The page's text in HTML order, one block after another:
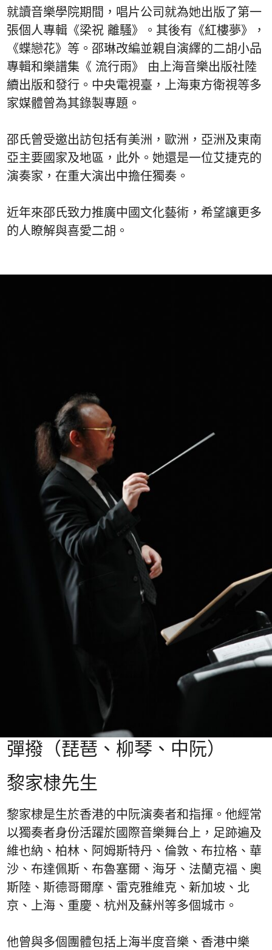
就讀音樂學院期間，唱片公司就為她出版了第一
張個人專輯《梁祝 離騷》。其後有《紅樓夢》，
《蝶戀花》等。邵琳改編並親自演繹的二胡小品
專輯和樂譜集《 流行雨》 由上海音樂出版社陸
續出版和發行。中央電視臺，上海東方衛視等多
家媒體曾為其錄製專題。
邵氏曾受邀出訪包括有美洲，歐洲，亞洲及東南
亞主要國家及地區，此外。她還是一位艾捷克的
演奏家，在重大演出中擔任獨奏。
近年來邵氏致力推廣中國文化藝術，希望讓更多
的人瞭解與喜愛二胡。
彈撥（琵琶、柳琴、中阮）
黎家棣先生
黎家棣是生於香港的中阮演奏者和指揮。他經常
以獨奏者身份活躍於國際音樂舞台上，足跡遍及
維也納、柏林、阿姆斯特丹、倫敦、布拉格、華
沙、布達佩斯、布魯塞爾、海牙、法蘭克福、奧
斯陸、斯德哥爾摩、雷克雅維克、新加坡、北
京、上海、重慶、杭州及蘇州等多個城市。
他曾與多個團體包括上海半度音樂、香港中樂